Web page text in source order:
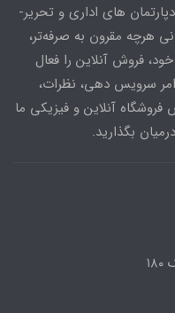
های اداری و تحریر-
هرچه مقرون به صرفه‌تر،
فروش آنلاین را فعال
سرویس دهی، نظرات،
آنلاین و فیزیکی ما
بگذارید.